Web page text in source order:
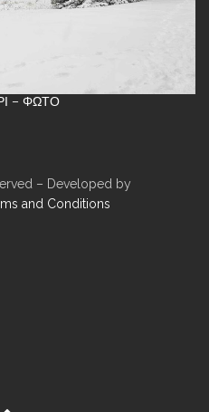
– ΦΩΤΌ
– Developed by
and Conditions